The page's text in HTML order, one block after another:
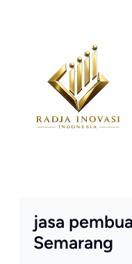
jasa
Semarang